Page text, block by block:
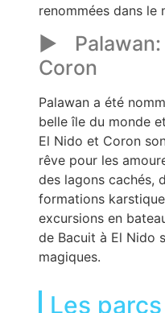
renommées dans le
Coron
Palawan a été
belle île du monde
El Nido et Coron
rêve pour les
des lagons cachés,
formations
excursions en
de Bacuit à El Nido
magiques.
Les